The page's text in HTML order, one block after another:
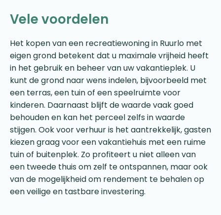
Vele voordelen
Het kopen van een recreatiewoning in Ruurlo met
eigen grond betekent dat u maximale vrijheid heeft
in het gebruik en beheer van uw vakantieplek. U
kunt de grond naar wens indelen, bijvoorbeeld met
een terras, een tuin of een speelruimte voor
kinderen. Daarnaast blijft de waarde vaak goed
behouden en kan het perceel zelfs in waarde
stijgen. Ook voor verhuur is het aantrekkelijk, gasten
kiezen graag voor een vakantiehuis met een ruime
tuin of buitenplek. Zo profiteert u niet alleen van
een tweede thuis om zelf te ontspannen, maar ook
van de mogelijkheid om rendement te behalen op
een veilige en tastbare investering.